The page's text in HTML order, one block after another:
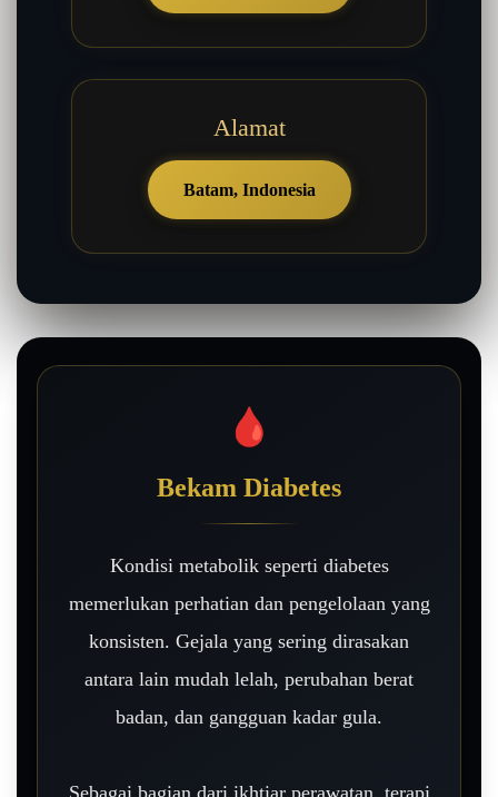
Alamat
Batam, Indonesia
🩸
Bekam Diabetes
Kondisi metabolik seperti diabetes
memerlukan perhatian dan pengelolaan yang
konsisten. Gejala yang sering dirasakan
antara lain mudah lelah, perubahan berat
badan, dan gangguan kadar gula.